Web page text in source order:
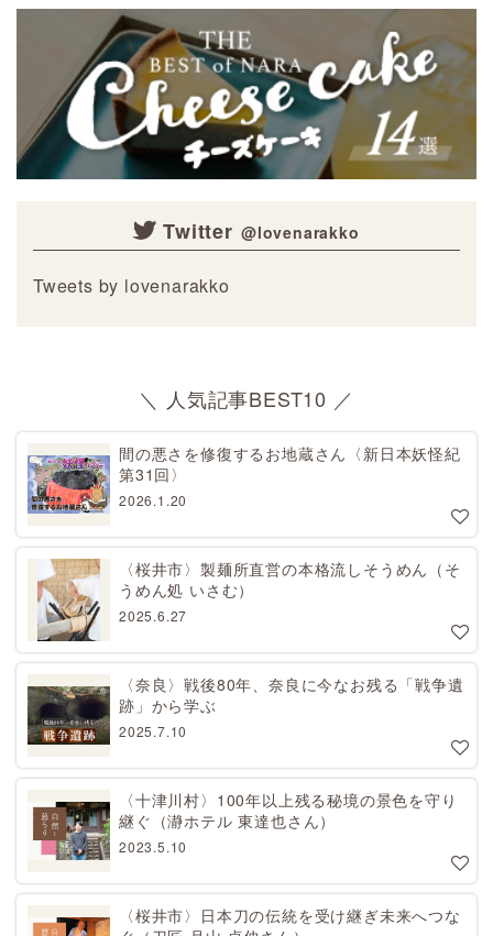
Twitter
Tweets by lovenarakko
＼ 人気記事BEST10 ／
間の悪さを修復するお地蔵さん〈新日本妖怪紀
第31回〉
2026.1.20
〈桜井市〉製麺所直営の本格流しそうめん（そ
うめん処 いさむ）
2025.6.27
〈奈良〉戦後80年、奈良に今なお残る「戦争遺
跡」から学ぶ
2025.7.10
〈十津川村〉100年以上残る秘境の景色を守り
継ぐ（瀞ホテル 東達也さん）
2023.5.10
〈桜井市〉日本刀の伝統を受け継ぎ未来へつな